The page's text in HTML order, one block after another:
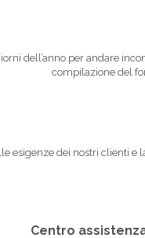
dell’anno per andare
compilazione del
esigenze dei nostri clienti e
Centro